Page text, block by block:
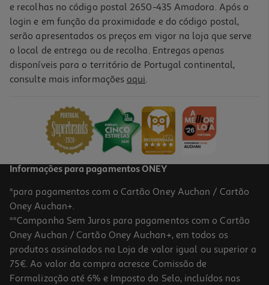
e recolhas no código postal 2650-435 Amadora. Após o
login e em função da proximidade e do código postal,
serão apresentados os preços em vigor na loja que serve
o local de entrega ou de recolha. Entregas apenas
disponíveis para o território de Portugal continental,
consulte mais informações aqui.
Informações para pagamentos ONEY
*para pagamentos com o Cartão Oney Auchan / Cartão
Oney Auchan+.
**Campanha Sem Juros para pagamentos com o Cartão
Oney Auchan / Cartão Oney Auchan+, em todos os
produtos assinalados na Loja de valor igual ou superior a
75€. Ao valor da compra acresce Comissão de
Formalização até 6% e Imposto do Selo, incluídos nas